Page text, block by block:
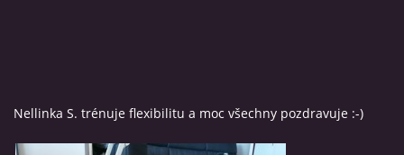
Nellinka S. trénuje flexibilitu a moc všechny pozdravuje :-)